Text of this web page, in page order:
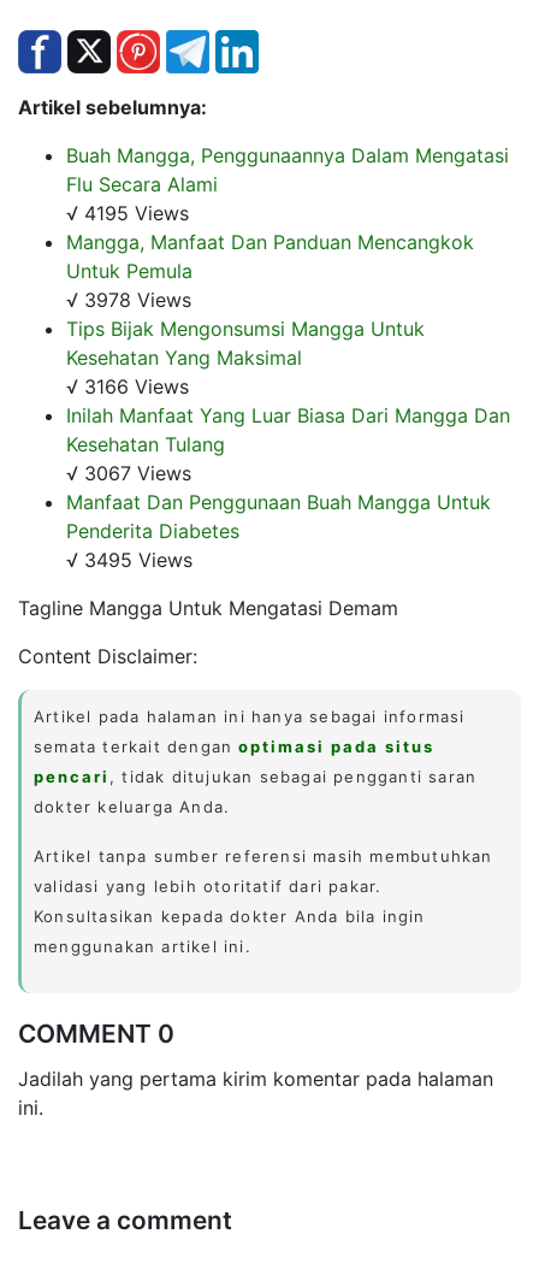
Artikel sebelumnya:
Buah Mangga, Penggunaannya Dalam Mengatasi
Flu Secara Alami
√ 4195 Views
Mangga, Manfaat Dan Panduan Mencangkok
Untuk Pemula
√ 3978 Views
Tips Bijak Mengonsumsi Mangga Untuk
Kesehatan Yang Maksimal
√ 3166 Views
Inilah Manfaat Yang Luar Biasa Dari Mangga Dan
Kesehatan Tulang
√ 3067 Views
Manfaat Dan Penggunaan Buah Mangga Untuk
Penderita Diabetes
√ 3495 Views
Tagline Mangga Untuk Mengatasi Demam
Content Disclaimer:
Artikel pada halaman ini hanya sebagai informasi
semata terkait denganoptimasi pada situs
pencari , tidak ditujukan sebagai pengganti saran
dokter keluarga Anda.
Artikel tanpa sumber referensi masih membutuhkan
validasi yang lebih otoritatif dari pakar.
Konsultasikan kepada dokter Anda bila ingin
menggunakan artikel ini.
COMMENT 0
Jadilah yang pertama kirim komentar pada halaman
ini.
Leave a comment